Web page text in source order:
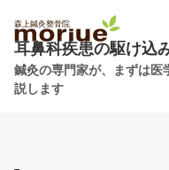
耳鼻科疾患の駆け込
鍼灸の専門家が、まずは医
説します